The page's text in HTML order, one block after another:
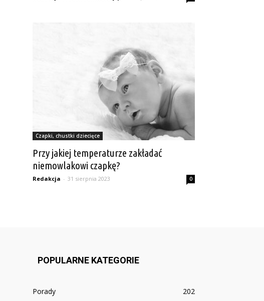
Czapki, chustki dziecięce
Przy jakiej temperaturze zakładać
niemowlakowi czapkę?
Redakcja - 31 sierpnia 2023 0
POPULARNE KATEGORIE
Porady 202